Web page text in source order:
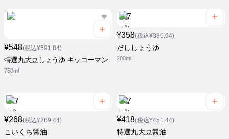
¥548(税込¥591.84)
特選丸大豆しょうゆ キッコーマン
750ml
¥358(税込¥386.64)
だししょうゆ
200ml
¥268(税込¥289.44)
こいくち醤油
¥418(税込¥451.44)
特選丸大豆醤油